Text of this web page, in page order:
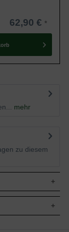
62,90 €
mehr
zu diesem